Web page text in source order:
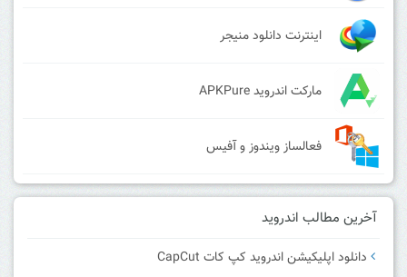
اینترنت دانلود منیجر
مارکت اندروید APKPure
فعالساز ویندوز و آفیس
آخرین مطالب اندروید
دانلود اپلیکیشن اندروید کپ کات CapCut